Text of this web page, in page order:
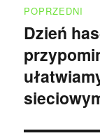
wpisu
POPRZEDNI
Poprzedni
wpis:
Dzień